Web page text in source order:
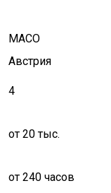
MACO
Австрия
4
от 20 тыс.
от 240 часов